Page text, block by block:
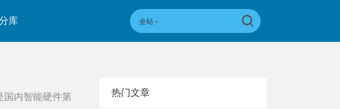
库 全站
国内智能硬件第
热门文章